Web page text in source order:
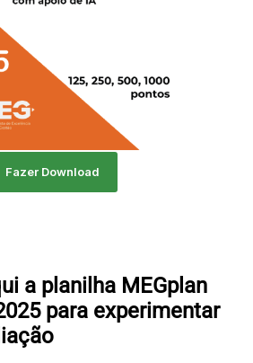
Fazer Download
a planilha MEGplan
para experimentar